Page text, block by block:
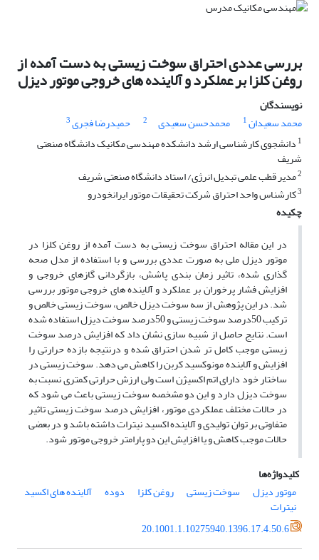
بررسی عددی احتراق سوخت زیستی به دست آمده از
روغن کلزا بر عملکرد و آلاینده های خروجی موتور دیزل
نویسندگان
محمد سعیدان1 محمدحسن سعیدی 2 حمیدرضا فجری3
1 دانشجوی کارشناسی ارشد دانشکده مهندسی مکانیک دانشگاه صنعتی
شریف
2مدیر قطب علمی تبدیل انرژی/ استاد دانشگاه صنعتی شریف
3کارشناس واحد احتراق شرکت تحقیقات موتور ایرانخودرو
چکیده
در این مقاله احتراق سوخت زیستی به دست آمده از روغن کلزا در
موتور دیزل ملی به صورت عددی بررسی و با استفاده از مدل صحه
گذاری شده، تاثیر زمان بندی پاشش، بازگردانی گازهای خروجی و
افزایش فشار پرخوران بر عملکرد و آلاینده های خروجی موتور بررسی
شد. در این پژوهش از سه سوخت دیزل خالص، سوخت زیستی خالص و
ترکیب 50درصد سوخت زیستی و 50درصد سوخت دیزل استفاده شده
است. نتایج حاصل از شبیه سازی نشان داد که افزایش درصد سوخت
زیستی موجب کامل تر شدن احتراق شده و درنتیجه بازده حرارتی را
افزایش و آلاینده مونوکسید کربن را کاهش می دهد. سوخت زیستی در
ساختار خود دارای اتم اکسیژن است ولی ارزش حرارتی کمتری نسبت به
سوخت دیزل دارد و این دو مشخصه سوخت زیستی باعث می شود که
در حالات مختلف عملکردی موتور، افزایش درصد سوخت زیستی تاثیر
متفاوتی بر توان تولیدی و آلاینده اکسید نیترات داشته باشد و در بعضی
حالات موجب کاهش و یا افزایش این دو پارامتر خروجی موتور شود.
کلیدواژه‌ها
موتور دیزل
سوخت زیستی روغن کلزا دوده آلاینده های اکسید
نیترات
20.1001.1.10275940.1396.17.4.50.6